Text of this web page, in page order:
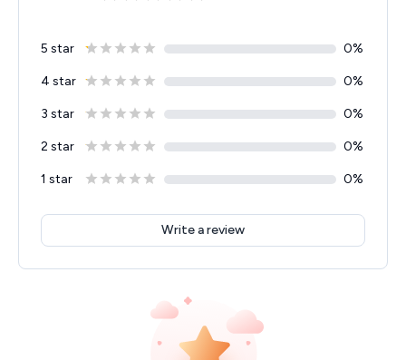
5 star 0%
4 star 0%
3 star 0%
2 star 0%
1 star 0%
Write a review